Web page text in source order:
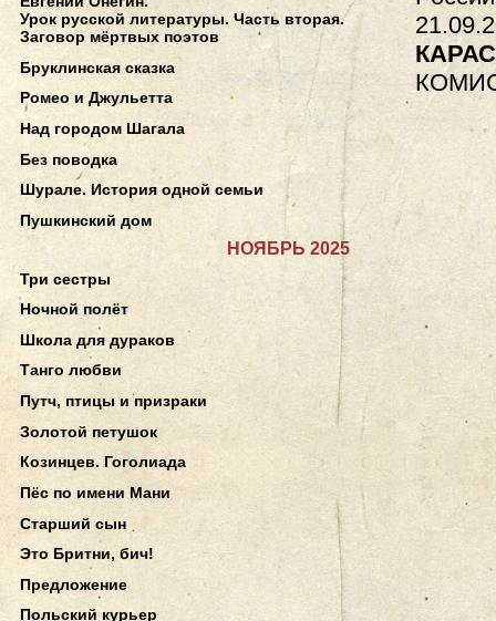
Урок русской литературы. Часть вторая.
Заговор мёртвых поэтов
Бруклинская сказка
Ромео и Джульетта
Над городом Шагала
Без поводка
Шурале. История одной семьи
Пушкинский дом
НОЯБРЬ 2025
Три сестры
Ночной полёт
Школа для дураков
Танго любви
Путч, птицы и призраки
Золотой петушок
Козинцев. Гоголиада
Пёс по имени Мани
Старший сын
Это Бритни, бич!
Предложение
Польский курьер